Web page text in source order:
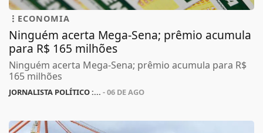
ECONOMIA
Ninguém acerta Mega-Sena; prêmio acumula
para R$ 165 milhões
Ninguém acerta Mega-Sena; prêmio acumula para R$
165 milhões
JORNALISTA POLÍTICO :... - 06 DE AGO